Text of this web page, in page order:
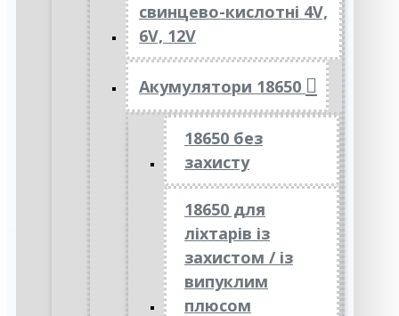
свинцево-кислотні 4V,
6V, 12V
Акумулятори 18650
18650 без
захисту
18650 для
ліхтарів із
захистом / із
випуклим
плюсом